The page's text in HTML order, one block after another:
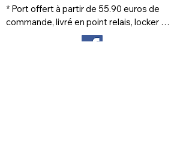
* Port offert à partir de 55.90 euros de
commande, livré en point relais, locker